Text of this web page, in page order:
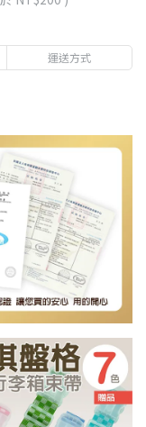
運送方式